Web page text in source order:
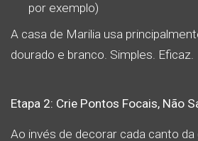
por exemplo)
A casa de Marilia usa
dourado e branco. Simples. Eficaz.
Etapa 2: Crie Pontos Focais, Não
Ao invés de decorar cada canto da